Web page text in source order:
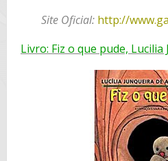
Site Oficial: http://
Livro: Fiz o que pude, Lucilia